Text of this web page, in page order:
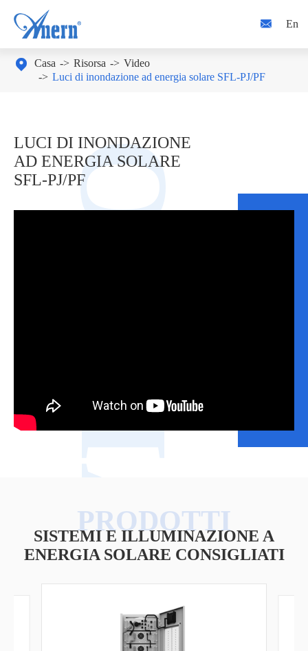
 En
 Casa Risorsa
Video
Luci di inondazione ad energia solare SFL-PJ/PF
LUCI DI INONDAZIONE
AD ENERGIA SOLARE
SFL-PJ/PFVIDEO
SISTEMI E ILLUMINAZIONE A
ENERGIA SOLARE CONSIGLIATI